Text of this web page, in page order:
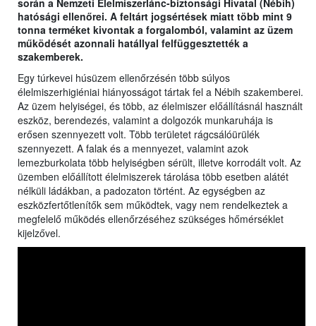
során a Nemzeti Élelmiszerlánc-biztonsági Hivatal (Nébih)
hatósági ellenőrei. A feltárt jogsértések miatt több mint 9
tonna terméket kivontak a forgalomból, valamint az üzem
működését azonnali hatállyal felfüggesztették a
szakemberek.
Egy túrkevei húsüzem ellenőrzésén több súlyos
élelmiszerhigiéniai hiányosságot tártak fel a Nébih szakemberei.
Az üzem helyiségei, és több, az élelmiszer előállításnál használt
eszköz, berendezés, valamint a dolgozók munkaruhája is
erősen szennyezett volt. Több területet rágcsálóürülék
szennyezett. A falak és a mennyezet, valamint azok
lemezburkolata több helyiségben sérült, illetve korrodált volt. Az
üzemben előállított élelmiszerek tárolása több esetben alátét
nélküli ládákban, a padozaton történt. Az egységben az
eszközfertőtlenítők sem működtek, vagy nem rendelkeztek a
megfelelő működés ellenőrzéséhez szükséges hőmérséklet
kijelzővel.